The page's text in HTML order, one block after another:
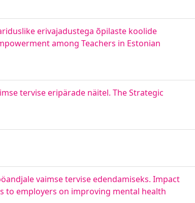
erivajadustega õpilaste koolide
among Teachers in Estonian
tervise eripärade näitel. The Strategic
vaimse tervise edendamiseks. Impact
to employers on improving mental health